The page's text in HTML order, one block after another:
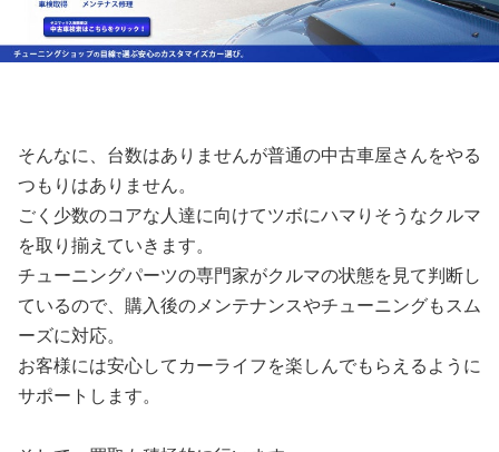
そんなに、台数はありませんが普通の中古車屋さんをやる
つもりはありません。
ごく少数のコアな人達に向けてツボにハマりそうなクルマ
を取り揃えていきます。
チューニングパーツの専門家がクルマの状態を見て判断し
ているので、購入後のメンテナンスやチューニングもスム
ーズに対応。
お客様には安心してカーライフを楽しんでもらえるように
サポートします。